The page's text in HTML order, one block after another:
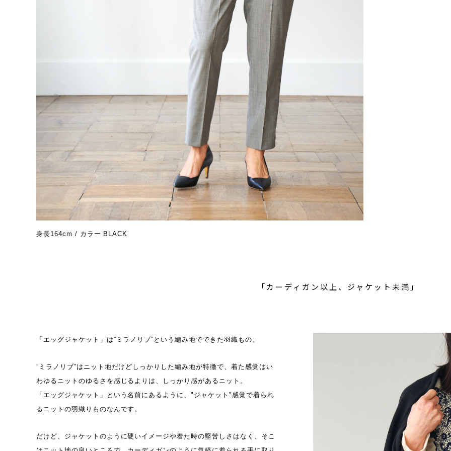
身長164cm / カラー BLACK
「カーディガン以上、ジャケット未満」
「エッグジャケット」は”ミラノリブ”という編み地でできた羽織もの。
”ミラノリブ”はニット地だけどしっかりした編み地が特徴で、着た感覚はい
わゆるニットのゆるさを感じるよりは、しっかり感があるニット。
「エッグジャケット」という名前にあるように、"ジャケット"感覚で着られ
るニットの羽織りものなんです。
だけど、ジャケットのように硬いイメージや着た時の堅苦しさはなく、そこ